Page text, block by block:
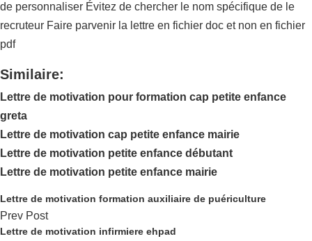
de personnaliser Évitez de chercher le nom spécifique de le
recruteur Faire parvenir la lettre en fichier doc et non en fichier
pdf
Similaire:
Lettre de motivation pour formation cap petite enfance
greta
Lettre de motivation cap petite enfance mairie
Lettre de motivation petite enfance débutant
Lettre de motivation petite enfance mairie
Lettre de motivation formation auxiliaire de puériculture
Prev Post
Lettre de motivation infirmiere ehpad